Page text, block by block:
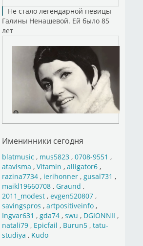
Не стало легендарной певицы
Галины Ненашевой. Ей было 85
лет
Именинники сегодня
blatmusic , mus5823, 0708-9551 ,
atavisma , Vitamin , alligator6,
razina7734, ierihonner, gusal731 ,
maikl19660708, Graund ,
2011_modest, evgen520807,
savingspros , artpositiveinfo,
Ingvar631 , gda74, swu , DGIONNII ,
natali79, Epicfail , Burun5, tatu-
studiya , Kudo